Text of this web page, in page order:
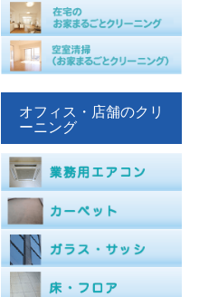
オフィス・店舗のクリ
ーニング